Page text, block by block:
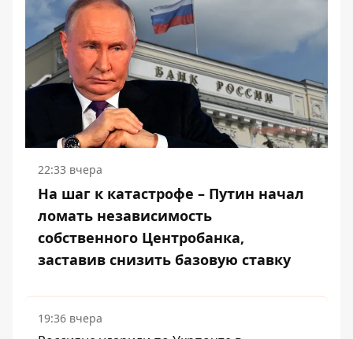
22:33 вчера
На шаг к катастрофе – Путин начал
ломать независимость
собственного Центробанка,
заставив снизить базовую ставку
19:36 вчера